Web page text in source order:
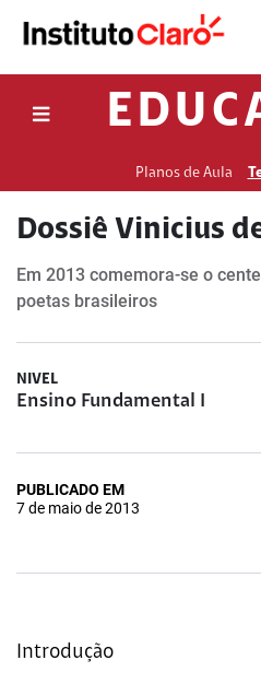
Planos de Aula
Dossiê Vinicius
Em 2013 comemora-se o
poetas brasileiros
NIVEL
Ensino Fundamental I
PUBLICADO EM
7 de maio de 2013
Introdução